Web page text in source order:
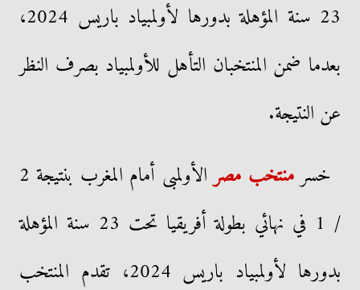
23 سنة المؤهلة بدورها لأولمبياد باريس 2024،
بعدما ضمن المنتخبان التأهل للأولمبياد بصرف النظر
عن النتيجة.
خسرمنتخب مصر
الأولمبى أمام المغرب بنتيجة 2
/ 1 في نهائي بطولة أفريقيا تحت 23 سنة المؤهلة
بدورها لأولمبياد باريس 2024، تقدم المنتخب